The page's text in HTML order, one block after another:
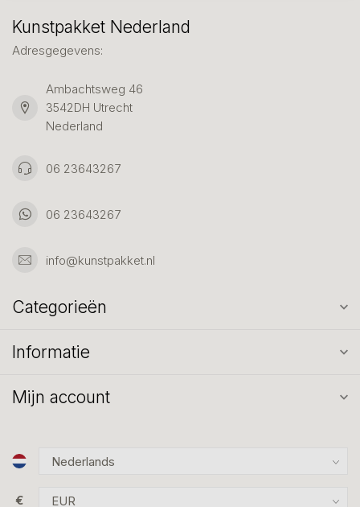
Kunstpakket Nederland
Adresgegevens:
Ambachtsweg 46
3542DH Utrecht
Nederland
06 23643267
06 23643267
info@kunstpakket.nl
Categorieën
Informatie
Mijn account
€